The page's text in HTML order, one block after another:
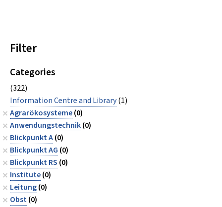
Filter
Categories
(322)
Information Centre and Library(1)
Agrarökosysteme(0)
Anwendungstechnik(0)
Blickpunkt A(0)
Blickpunkt AG (0)
Blickpunkt RS (0)
Institute(0)
Leitung(0)
Obst(0)